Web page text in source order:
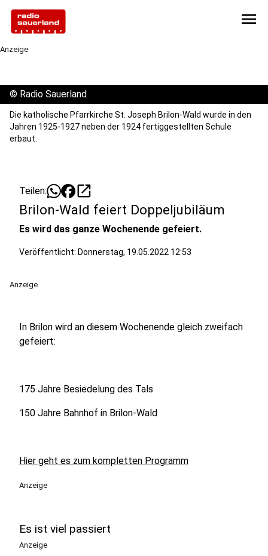
menu
Anzeige
© Radio Sauerland
Die katholische Pfarrkirche St. Joseph Brilon-Wald wurde in den
Jahren 1925-1927 neben der 1924 fertiggestellten Schule
erbaut.
Teilen: open_in_new
Brilon-Wald feiert Doppeljubiläum
Es wird das ganze Wochenende gefeiert.
Veröffentlicht: Donnerstag, 19.05.2022 12:53
Anzeige
In Brilon wird an diesem Wochenende gleich zweifach
gefeiert:
175 Jahre Besiedelung des Tals
150 Jahre Bahnhof in Brilon-Wald
Hier geht es zum kompletten Programm
Anzeige
Es ist viel passiert
Anzeige